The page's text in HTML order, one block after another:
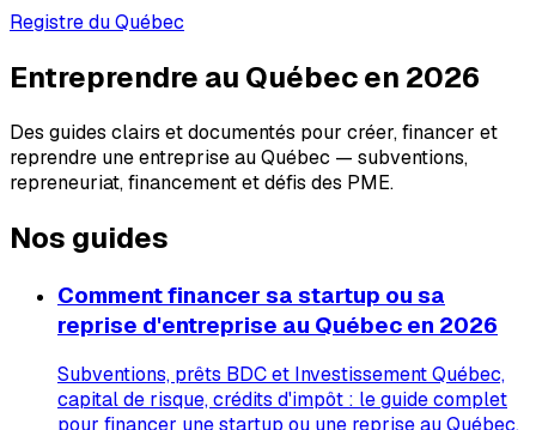
Registre du Québec
Entreprendre au Québec en 2026
Des guides clairs et documentés pour créer, financer et
reprendre une entreprise au Québec — subventions,
repreneuriat, financement et défis des PME.
Nos guides
Comment financer sa startup ou sa
reprise d'entreprise au Québec en 2026
Subventions, prêts BDC et Investissement Québec,
capital de risque, crédits d'impôt : le guide complet